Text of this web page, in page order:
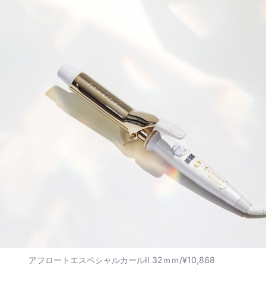
アフロートエスペシャルカールⅡ 32ｍｍ/¥10,868